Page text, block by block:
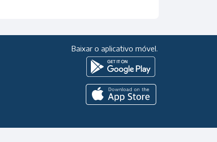
Baixar o aplicativo móvel.